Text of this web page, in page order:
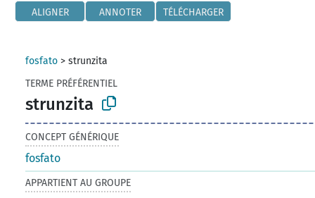
ALIGNER ANNOTER TÉLÉCHARGER
fosfato >strunzita
TERME PRÉFÉRENTIEL
strunzita
CONCEPT GÉNÉRIQUE
fosfato
APPARTIENT AU GROUPE